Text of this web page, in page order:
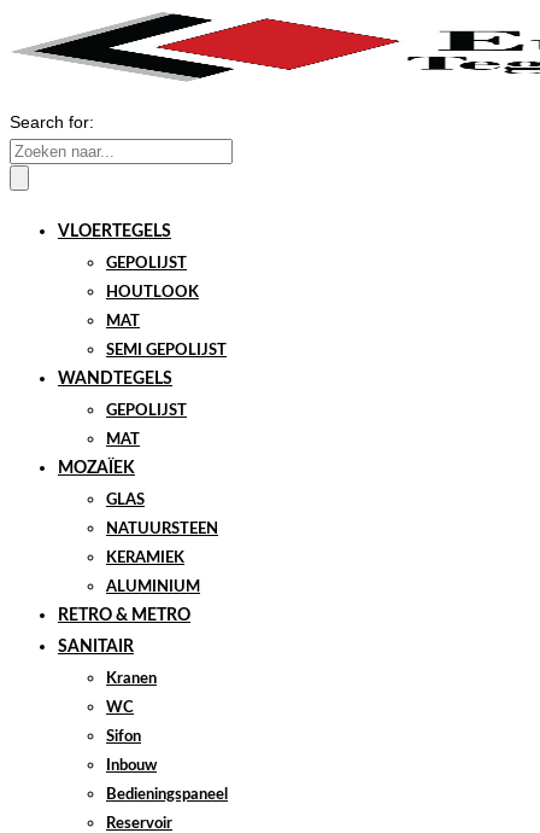
Search for:
VLOERTEGELS
GEPOLIJST
HOUTLOOK
MAT
SEMI GEPOLIJST
WANDTEGELS
GEPOLIJST
MAT
MOZAÏEK
GLAS
NATUURSTEEN
KERAMIEK
ALUMINIUM
RETRO & METRO
SANITAIR
Kranen
WC
Sifon
Inbouw
Bedieningspaneel
Reservoir